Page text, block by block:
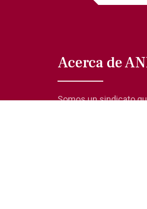
Acerca de
Somos un sindicato